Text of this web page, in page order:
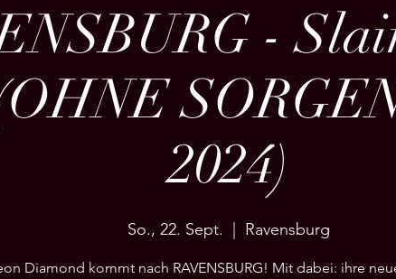
-
2024)
So., 22. Sept. Ravensburg
Diamond kommt nach RAVENSBURG! Mit dabei: ihre